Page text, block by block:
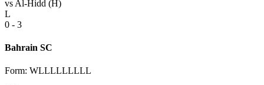
vs Al-Hidd (H)
L
0 - 3
Bahrain SC
Form: WLLLLLLLLL